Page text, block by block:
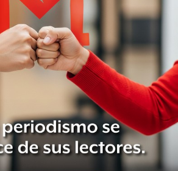
quese mantendrá en resguardo
las autoridades, cancelando toda
los consejos estatales y
Civil se mantendrán en sesión
a la evolución del fenómeno.